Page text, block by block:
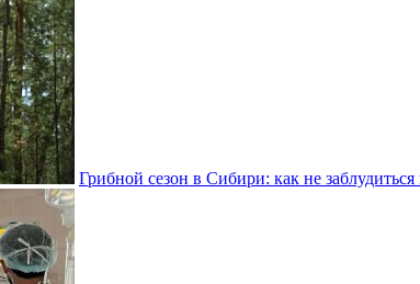
Грибной сезон в Сибири: как не заблудиться